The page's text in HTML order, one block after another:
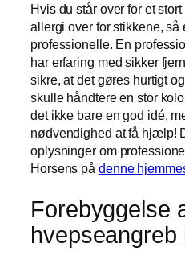
Hvis du står over for et
allergi over for stikkene, så
professionelle. En
har erfaring med sikker
sikre, at det gøres hurtigt
skulle håndtere en stor
det ikke bare en god idé,
nødvendighed at få hjælp!
oplysninger om
Horsens på denne
Forebyggelse
hvepseangreb